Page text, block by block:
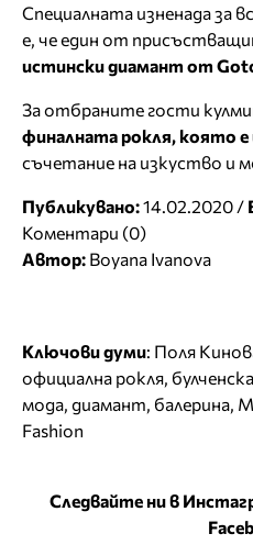
Специалната изненада за
е, че един от
истински диамант от
За отбраните гости
финалната рокля, която
съчетание на изкуство и
Публикувано:14.02.2020 /
Коментари (0)
Автор: Boyana Ivanova
Ключови думи: Поля
официална рокля,
мода, диамант, балерина,
Fashion
Следвайте ни в